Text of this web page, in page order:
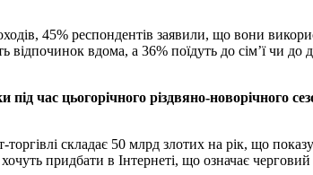
45% респондентів заявили, що вони
відпочинок вдома, а 36% поїдуть до сім’ї чи
час цьогорічного різдвяно-новорічного
складає 50 млрд злотих на рік, що
придбати в Інтернеті, що означає